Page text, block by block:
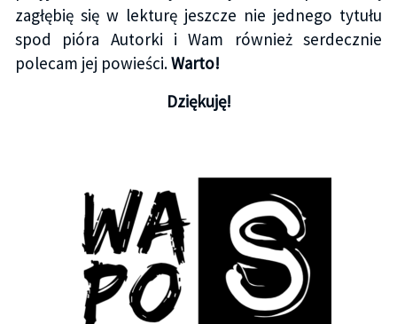
zagłębię się w lekturę jeszcze nie jednego tytułu
spod pióra Autorki i Wam również serdecznie
polecam jej powieści.Warto!
Dziękuję!